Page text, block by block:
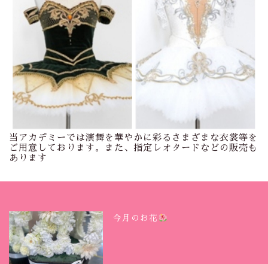
当アカデミーでは演舞を華やかに彩るさまざまな衣裳等を
ご用意しております。また、指定レオタードなどの販売も
あります
今月のお花